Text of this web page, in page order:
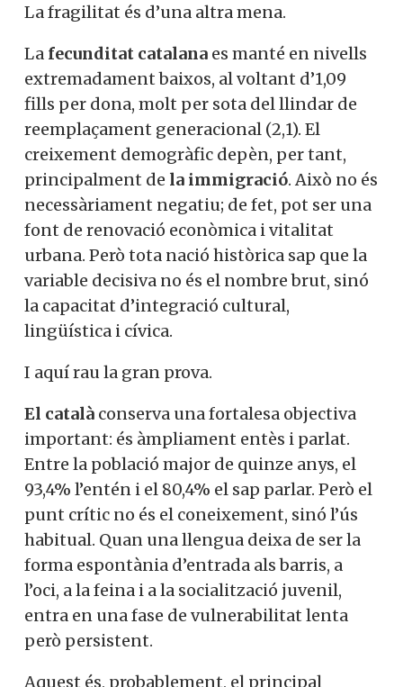
La fragilitat és d’una altra mena.
La fecunditat catalana es manté en nivells
extremadament baixos, al voltant d’1,09
fills per dona, molt per sota del llindar de
reemplaçament generacional (2,1). El
creixement demogràfic depèn, per tant,
principalment de la immigració. Això no és
necessàriament negatiu; de fet, pot ser una
font de renovació econòmica i vitalitat
urbana. Però tota nació històrica sap que la
variable decisiva no és el nombre brut, sinó
la capacitat d’integració cultural,
lingüística i cívica.
I aquí rau la gran prova.
El català conserva una fortalesa objectiva
important: és àmpliament entès i parlat.
Entre la població major de quinze anys, el
93,4% l’entén i el 80,4% el sap parlar. Però el
punt crític no és el coneixement, sinó l’ús
habitual. Quan una llengua deixa de ser la
forma espontània d’entrada als barris, a
l’oci, a la feina i a la socialització juvenil,
entra en una fase de vulnerabilitat lenta
però persistent.
Aquest és, probablement, el principal